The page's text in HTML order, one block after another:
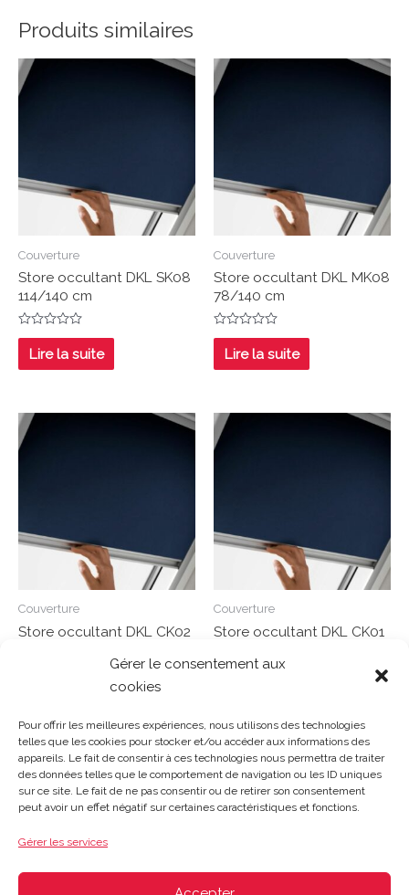
Gérer le consentement aux
cookies
Pour offrir les meilleures expériences, nous utilisons des technologies
telles que les cookies pour stocker et/ou accéder aux informations des
appareils. Le fait de consentir à ces technologies nous permettra de traiter
des données telles que le comportement de navigation ou les ID uniques
sur ce site. Le fait de ne pas consentir ou de retirer son consentement
peut avoir un effet négatif sur certaines caractéristiques et fonctions.
Gérer les services
Produits similaires
Couverture
Store occultant DKL SK08
114/140 cm
Note
sur
5
Lire la suite
Couverture
Store occultant DKL MK08
78/140 cm
Note
sur
5
Lire la suite
Couverture
Store occultant DKL CK02
5
Couverture
Store occultant DKL CK01
5
Gosset Matériaux 2023 © Tous droits réservés |Mentions
Le samedi : 8h-12h